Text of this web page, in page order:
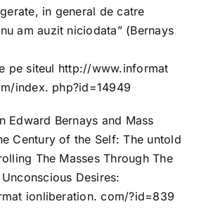
in general de catre
am auzit niciodata” (Bernays
pe siteul http://www.informat
index. php?id=14949
Edward Bernays and Mass
Century of the Self: The untold
The Masses Through The
Desires:
ionliberation. com/?id=839